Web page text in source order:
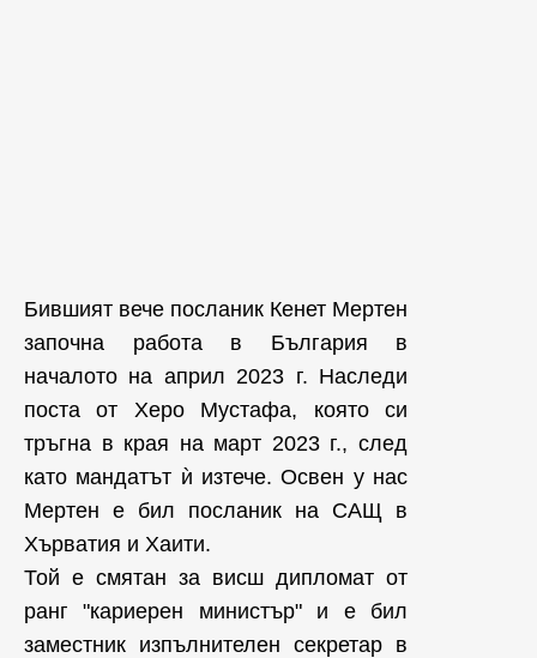
Бившият вече посланик Кенет Мертен
започна работа в България в
началото на април 2023 г. Наследи
поста от Херо Мустафа, която си
тръгна в края на март 2023 г., след
като мандатът ѝ изтече. Освен у нас
Мертен е бил посланик на САЩ в
Хърватия и Хаити.
Той е смятан за висш дипломат от
ранг "кариерен министър" и е бил
заместник изпълнителен секретар в